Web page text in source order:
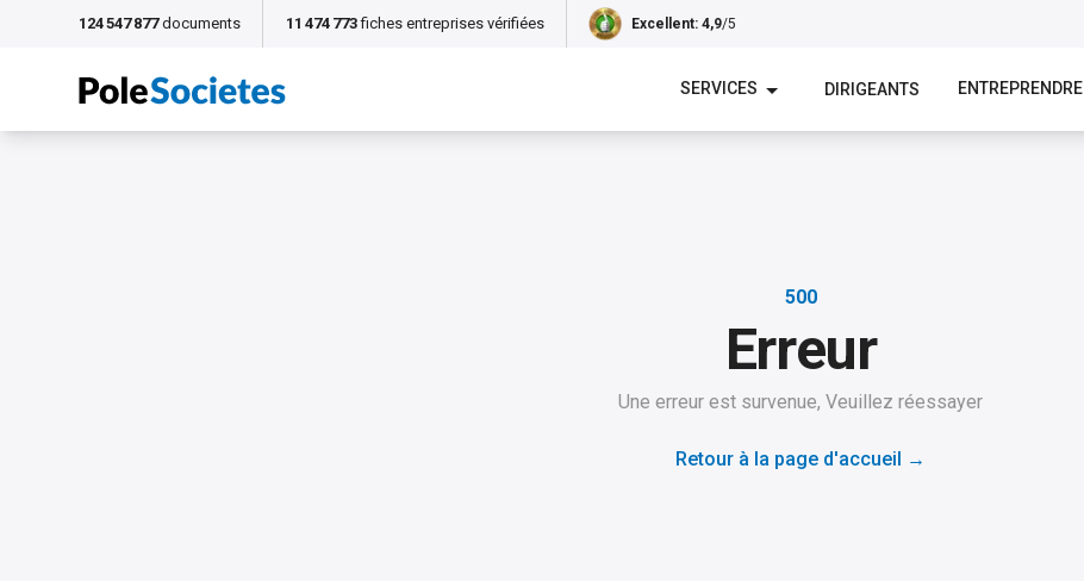
124 547 877 documents 11 474 773 fiches entreprises vérifiées Excellent: 4,9/5
SERVICES DIRIGEANTS ENTREPRENDRE
500
Erreur
Une erreur est survenue, Veuillez réessayer
Retour à la page d'accueil →